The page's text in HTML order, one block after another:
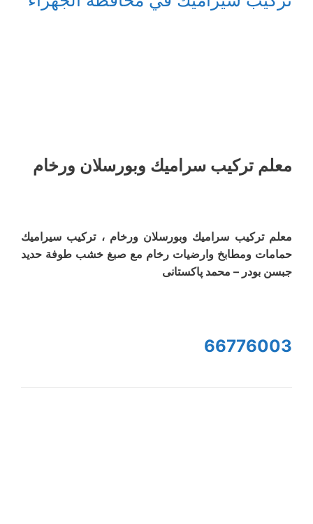
معلم ترکیب سرامیك وبورسلان ورخام
معلم ترکیب سرامیك وبورسلان ورخام ، تركيب سيراميك
حمامات ومطابخ وارضیات رخام مع صبغ خشب طوفة حدید
جبسن بودر – محمد پاکستانی
66776003